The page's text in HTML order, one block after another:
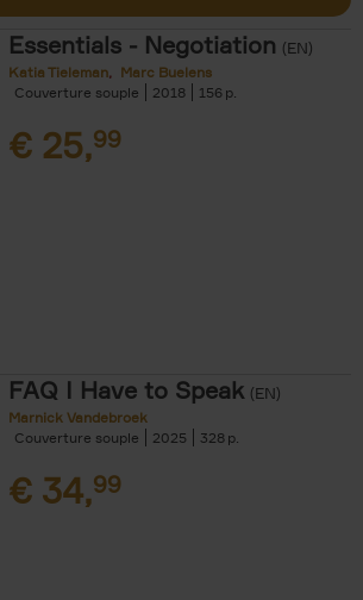
Essentials - Negotiation (EN)
Katia Tieleman
Marc Buelens
Couverture souple
2018 156
€ 25,99
FAQ I Have to Speak (EN)
Marnick Vandebroek
Couverture souple
2025 328
€ 34,99